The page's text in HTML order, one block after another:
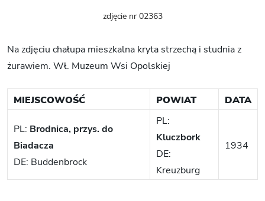
zdjęcie nr 02363
Na zdjęciu chałupa mieszkalna kryta strzechą i studnia z
żurawiem. Wł. Muzeum Wsi Opolskiej
MIEJSCOWOŚĆ POWIAT DATA
PL: Brodnica, przys. do
Biadacza
DE: Buddenbrock
PL:
Kluczbork
DE:
Kreuzburg
1934